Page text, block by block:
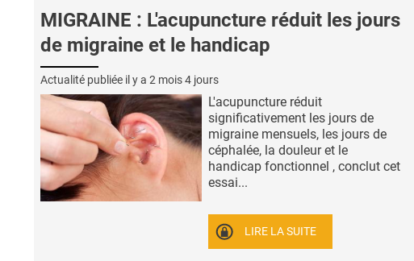
MIGRAINE : L'acupuncture réduit les jours
de migraine et le handicap
Actualité publiée il y a 2 mois 4 jours
L'acupuncture réduit
significativement les jours de
migraine mensuels, les jours de
céphalée, la douleur et le
handicap fonctionnel , conclut cet
essai...
LIRE LA SUITE